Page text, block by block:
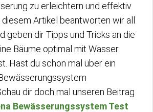
zu erleichtern und effektiv
Artikel beantworten wir all
geben dir Tipps und Tricks an die
Bäume optimal mit Wasser
Hast du schon mal über ein
dir doch mal unseren Beitrag
Bewässerungssystem Test